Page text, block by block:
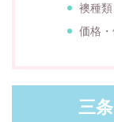
襖種類
価格
三